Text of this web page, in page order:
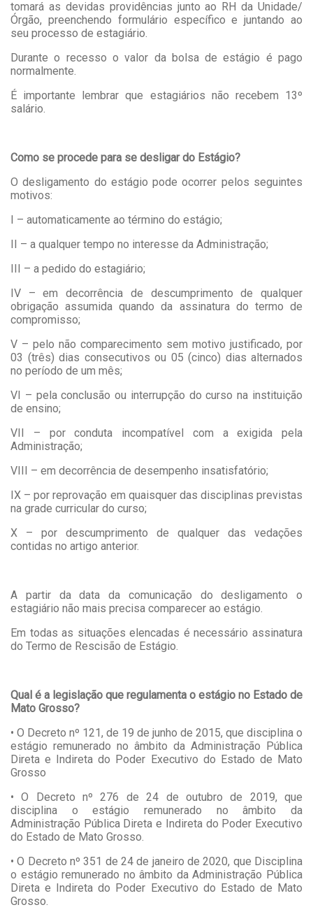
tomará as devidas providências junto ao RH da Unidade/
Órgão, preenchendo formulário específico e juntando ao
seu processo de estagiário.
Durante o recesso o valor da bolsa de estágio é pago
normalmente.
É importante lembrar que estagiários não recebem 13º
salário.
Como se procede para se desligar do Estágio?
O desligamento do estágio pode ocorrer pelos seguintes
motivos:
I – automaticamente ao término do estágio;
II – a qualquer tempo no interesse da Administração;
III – a pedido do estagiário;
IV – em decorrência de descumprimento de qualquer
obrigação assumida quando da assinatura do termo de
compromisso;
V – pelo não comparecimento sem motivo justificado, por
03 (três) dias consecutivos ou 05 (cinco) dias alternados
no período de um mês;
VI – pela conclusão ou interrupção do curso na instituição
de ensino;
VII – por conduta incompatível com a exigida pela
Administração;
VIII – em decorrência de desempenho insatisfatório;
IX – por reprovação em quaisquer das disciplinas previstas
na grade curricular do curso;
X – por descumprimento de qualquer das vedações
contidas no artigo anterior.
A partir da data da comunicação do desligamento o
estagiário não mais precisa comparecer ao estágio.
Em todas as situações elencadas é necessário assinatura
do Termo de Rescisão de Estágio.
Qual é a legislação que regulamenta o estágio no Estado de
Mato Grosso?
• O Decreto nº 121, de 19 de junho de 2015, que disciplina o
estágio remunerado no âmbito da Administração Pública
Direta e Indireta do Poder Executivo do Estado de Mato
Grosso
• O
Decreto nº 276 de 24 de outubro de 2019, que
disciplina o estágio remunerado no âmbito da
Administração Pública Direta e Indireta do Poder Executivo
do Estado de Mato Grosso.
• O Decreto nº 351 de 24 de janeiro de 2020, que Disciplina
o estágio remunerado no âmbito da Administração Pública
Direta e Indireta do Poder Executivo do Estado de Mato
Grosso.